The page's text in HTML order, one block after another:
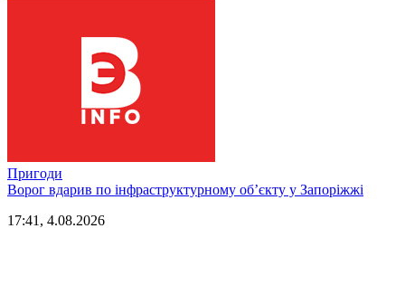
Пригоди
Ворог вдарив по інфраструктурному обʼєкту у Запоріжжі
17:41, 4.08.2026